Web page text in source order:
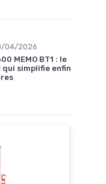
04/2026
MEMO BT1 : le
simplifie enfin